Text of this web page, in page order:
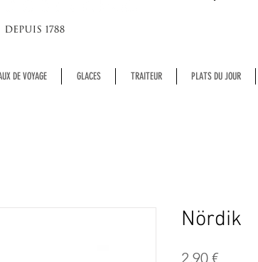
DE VOYAGE GLACES TRAITEUR PLATS DU JOUR
Nördik
2,90 €